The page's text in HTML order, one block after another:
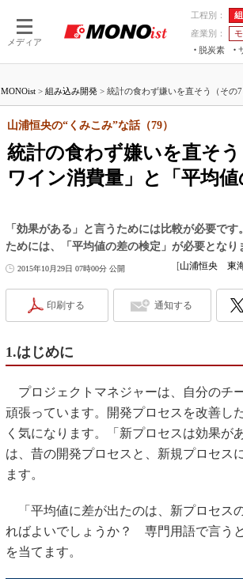
メディア
工程別：
産業別：
脱炭素
つながる工場AI×設備保全
MONOist > 組み込み開発 > 統計の食わず嫌いを直そう（その7
統計の食わず嫌いを直そ
ワイン消費量」と「平均値
山浦恒央の“くみこみ”な話（79）
「効果がある」と言うためには比較が必要で
ためには、「平均値の差の検定」が必要となり
2015年10月29日 07時00分 公開 [山浦恒央 東海
印刷する 通知する
1.はじめに
プロジェクトマネジャーは、自分のチ
頑張っています。開発プロセスを改善し
く気になります。「新プロセスは効果が
は、昔の開発プロセスと、新規プロセス
ます。
「平均値に差が出たのは、新プロセス
ればよいでしょうか？ 専門用語で言う
を当てます。